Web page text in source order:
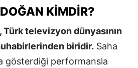
KIMDIR?
Türk televizyon dünyasının
biridir. Saha
gösterdiği performansla